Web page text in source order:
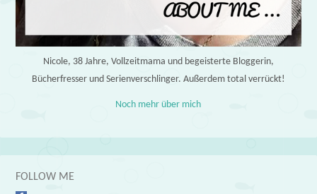
Nicole, 38 Jahre, Vollzeitmama und begeisterte Bloggerin,
Bücherfresser und Serienverschlinger. Außerdem total verrückt!
Noch mehr über mich
FOLLOW ME